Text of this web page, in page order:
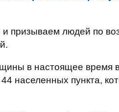
призываем людей по
в настоящее время
населенных пункта,